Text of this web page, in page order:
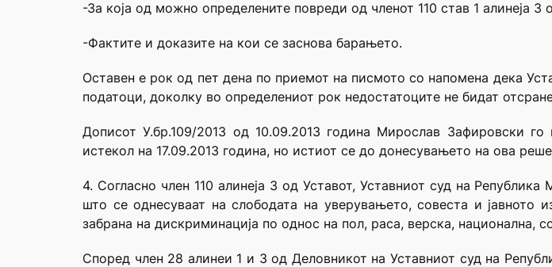
-За која од можно определените повреди од членот 110 став 1 алинеја 3
-Фактите и доказите на кои се заснова барањето.
Оставен е рок од пет дена по приемот на писмото со напомена дека
податоци, доколку во определениот рок недостатоците не бидат
Дописот У.бр.109/2013 од 10.09.2013 година Мирослав Зафировски
истекол на 17.09.2013 година, но истиот се до донесувањето на ова
4. Согласно член 110 алинеја 3 од Уставот, Уставниот суд на
што се однесуваат на слободата на уверувањето, совеста и
забрана на дискриминација по однос на пол, раса, верска, национална,
Според член 28 алинеи 1 и 3 од Деловникот на Уставниот суд на